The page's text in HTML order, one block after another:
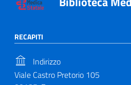
RECAPITI
Indirizzo
Viale Castro Pretorio 105